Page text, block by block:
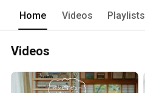
Home Videos Playlists
Videos